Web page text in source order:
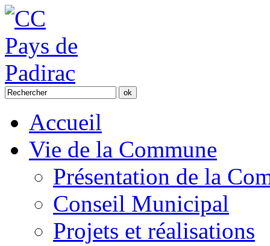
Accueil
Vie de la Commune
Présentation de la
Conseil Municipal
Projets et réalisations